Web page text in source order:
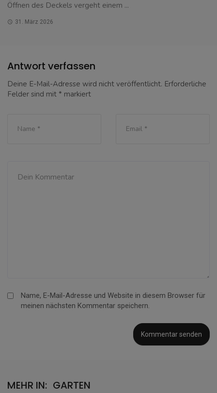
Öffnen des Deckels vergeht einem ...
31. März 2026
Antwort verfassen
Deine E-Mail-Adresse wird nicht veröffentlicht. Erforderliche
Felder sind mit * markiert
Name, E-Mail-Adresse und Website in diesem Browser für
meinen nächsten Kommentar speichern.
MEHR IN: GARTEN